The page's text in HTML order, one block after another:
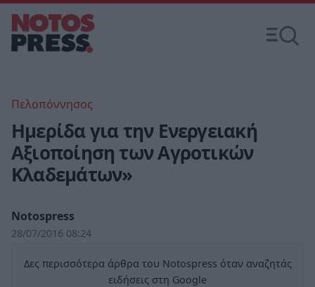
Πελοπόννησος
Hμερίδα για την Ενεργειακή
Αξιοποίηση των Αγροτικών
Κλαδεμάτων»
Notospress
28/07/2016 08:24
Δες περισσότερα άρθρα του Notospress όταν αναζητάς
ειδήσεις στη Google